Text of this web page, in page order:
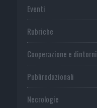
Eventi
Rubriche
Cooperazione e dintorni
Publiredazionali
Necrologie